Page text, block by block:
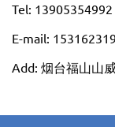
Tel: 13905354992
E-mail:
Add: 烟台福山山